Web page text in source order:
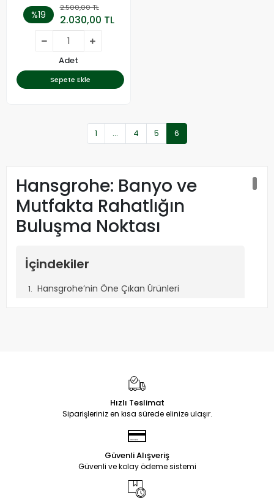
%19
2.500,00 TL
2.030,00 TL
Adet
Sepete Ekle
1 ... 4 5 6
Hansgrohe: Banyo ve
Mutfakta Rahatlığın
Buluşma Noktası
İçindekiler
Hansgrohe’nin Öne Çıkan Ürünleri
Hansgrohe: Banyo
ve Mutfakta Estetik
ve Fonksiyonun
Buluşma Noktası
Su, yaşamın vazgeçilmez bir parçasıdır ve onu kullanma
şeklimiz hem konforumuzu hem de doğaya olan etkilerimizi
Hızlı Teslimat
Siparişleriniz en kısa sürede elinize ulaşır.
Güvenli Alışveriş
Güvenli ve kolay ödeme sistemi